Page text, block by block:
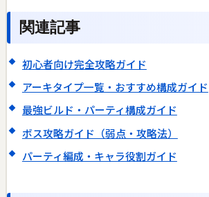
関連記事
初心者向け完全攻略ガイド
アーキタイプ一覧・おすすめ構成ガイド
最強ビルド・パーティ構成ガイド
ボス攻略ガイド（弱点・攻略法）
パーティ編成・キャラ役割ガイド